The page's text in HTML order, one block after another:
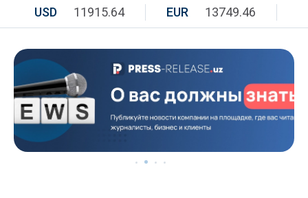
USD 11915.64 EUR 13749.46